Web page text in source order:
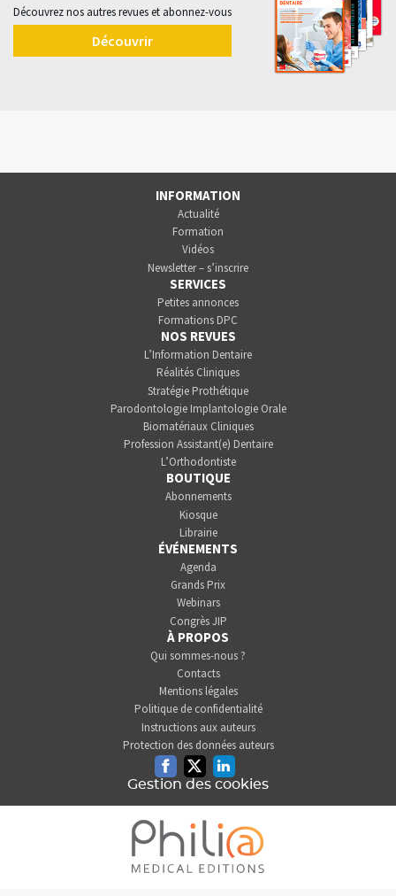
Découvrez nos autres revues et abonnez-vous
Découvrir
INFORMATION
Actualité
Formation
Vidéos
Newsletter – s’inscrire
SERVICES
Petites annonces
Formations DPC
NOS REVUES
L’Information Dentaire
Réalités Cliniques
Stratégie Prothétique
Parodontologie Implantologie Orale
Biomatériaux Cliniques
Profession Assistant(e) Dentaire
L’Orthodontiste
BOUTIQUE
Abonnements
Kiosque
Librairie
ÉVÉNEMENTS
Agenda
Grands Prix
Webinars
Congrès JIP
À PROPOS
Qui sommes-nous ?
Contacts
Mentions légales
Politique de confidentialité
Instructions aux auteurs
Protection des données auteurs
FacebookTwitterLinkedin
Gestion des cookies